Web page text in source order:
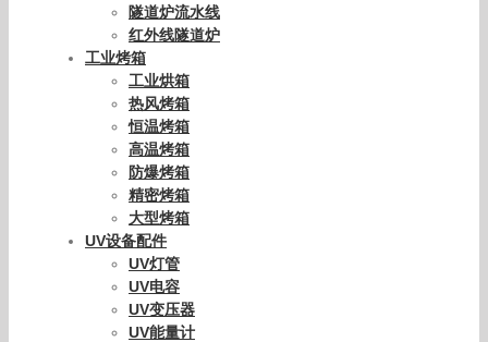
隧道炉流水线
红外线隧道炉
工业烤箱
工业烘箱
热风烤箱
恒温烤箱
高温烤箱
防爆烤箱
精密烤箱
大型烤箱
UV设备配件
UV灯管
UV电容
UV变压器
UV能量计